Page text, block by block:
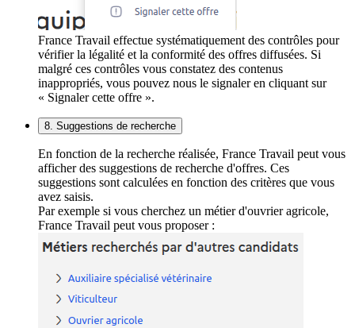
France Travail effectue systématiquement des contrôles pour
vérifier la légalité et la conformité des offres diffusées. Si
malgré ces contrôles vous constatez des contenus
inappropriés, vous pouvez nous le signaler en cliquant sur
« Signaler cette offre ».
8. Suggestions de recherche
En fonction de la recherche réalisée, France Travail peut vous
afficher des suggestions de recherche d'offres. Ces
suggestions sont calculées en fonction des critères que vous
avez saisis.
Par exemple si vous cherchez un métier d'ouvrier agricole,
France Travail peut vous proposer :